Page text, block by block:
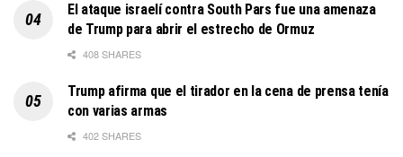
El ataque israelí contra South Pars fue una amenaza
de Trump para abrir el estrecho de Ormuz
408 SHARES
Trump afirma que el tirador en la cena de prensa tenía
con varias armas
402 SHARES